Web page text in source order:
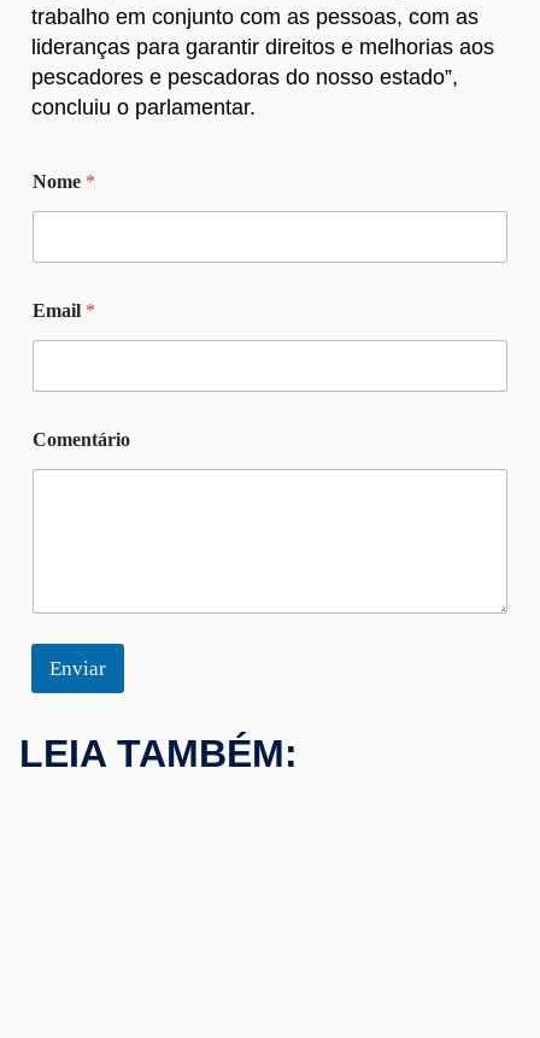
trabalho em conjunto com as pessoas, com as
lideranças para garantir direitos e melhorias aos
pescadores e pescadoras do nosso estado”,
concluiu o parlamentar.
E
m
*
Nome *
Email *
Comentário
Enviar
LEIA TAMBÉM: